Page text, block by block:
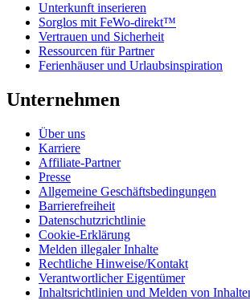
Unterkunft inserieren
Sorglos mit FeWo-direkt™
Vertrauen und Sicherheit
Ressourcen für Partner
Ferienhäuser und Urlaubsinspiration
Unternehmen
Über uns
Karriere
Affiliate-Partner
Presse
Allgemeine Geschäftsbedingungen
Barrierefreiheit
Datenschutzrichtlinie
Cookie-Erklärung
Melden illegaler Inhalte
Rechtliche Hinweise/Kontakt
Verantwortlicher Eigentümer
Inhaltsrichtlinien und Melden von